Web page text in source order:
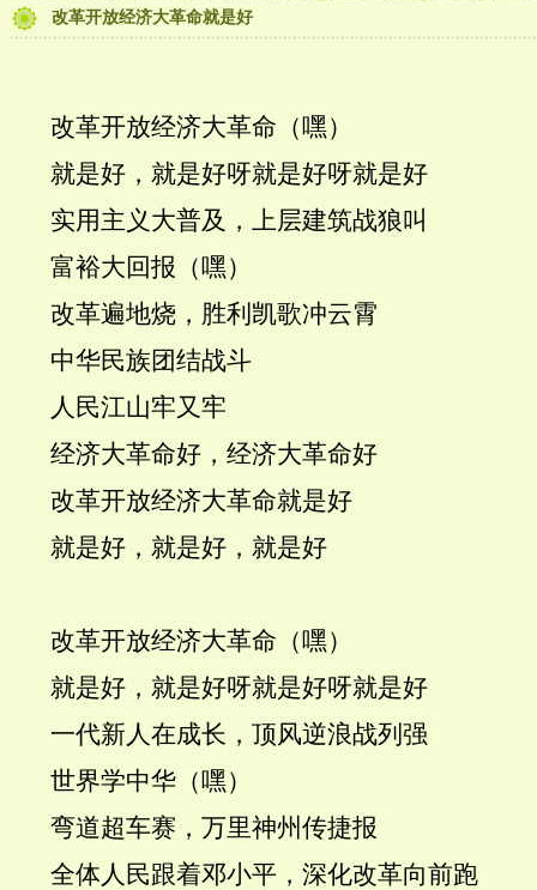
改革开放经济大革命就是好
改革开放经济大革命（嘿）
就是好，就是好呀就是好呀就是好
实用主义大普及，上层建筑战狼叫
富裕大回报（嘿）
改革遍地烧，胜利凯歌冲云霄
中华民族团结战斗
人民江山牢又牢
经济大革命好，经济大革命好
改革开放经济大革命就是好
就是好，就是好，就是好
改革开放经济大革命（嘿）
就是好，就是好呀就是好呀就是好
一代新人在成长，顶风逆浪战列强
世界学中华（嘿）
弯道超车赛，万里神州传捷报
全体人民跟着邓小平，深化改革向前跑